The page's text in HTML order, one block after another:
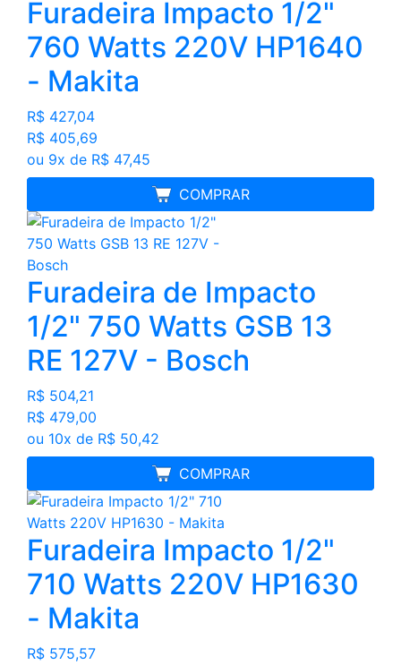
Furadeira Impacto 1/2"
760 Watts 220V HP1640
- Makita
R$ 427,04
R$ 405,69
ou 9x de R$ 47,45
COMPRAR
MELHOR PREÇO
Furadeira de Impacto
1/2" 750 Watts GSB 13
RE 127V - Bosch
R$ 504,21
R$ 479,00
ou 10x de R$ 50,42
COMPRAR
FRETE GRÁTIS
Furadeira Impacto 1/2"
710 Watts 220V HP1630
- Makita
R$ 575,57